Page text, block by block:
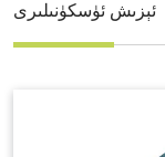
ئېزىش ئۈسكۈنىلىرى